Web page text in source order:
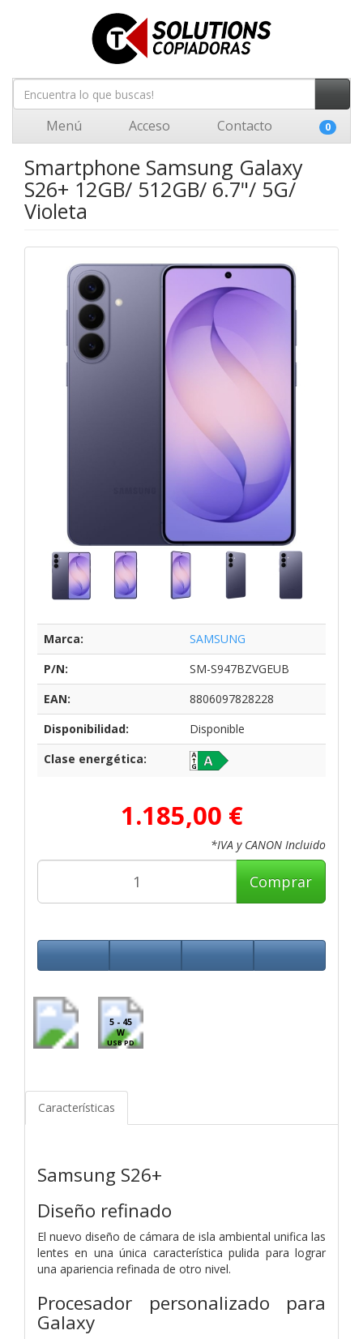
Menú Acceso Contacto 0
Smartphone Samsung Galaxy
S26+ 12GB/ 512GB/ 6.7"/ 5G/
Violeta
Marca:
SAMSUNG
P/N:
SM-S947BZVGEUB
EAN:
8806097828228
Disponibilidad:
Disponible
Clase energética:
1.185,00 €
*IVA y CANON Incluido
Comprar
5 - 45
W
USB PD
Características
Samsung S26+
Diseño refinado
El nuevo diseño de cámara de isla ambiental unifica las
lentes en una única característica pulida para lograr
una apariencia refinada de otro nivel.
Procesador personalizado para
Galaxy